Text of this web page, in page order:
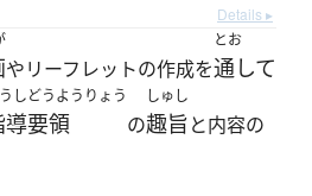
Details ▸
やリーフレットの作成を
とお
通して
しどうようりょう
導要領 の
しゅし
趣旨と内容の